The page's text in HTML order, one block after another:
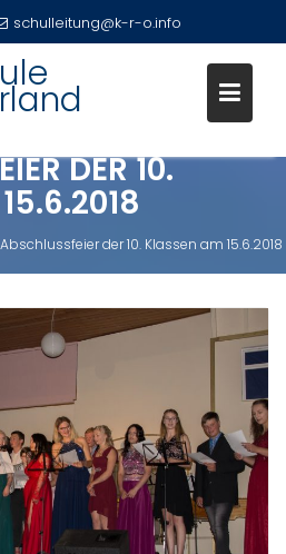
schulleitung@k-r-o.info
DER 10.
Abschlussfeier der 10. Klassen am 15.6.2018